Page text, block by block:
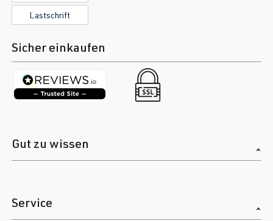
Lastschrift
Sicher einkaufen
Gut zu wissen
Service